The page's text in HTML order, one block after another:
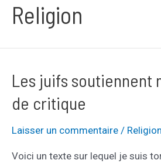
Religion
Les juifs soutiennent
de critique
Laisser un commentaire / Religion
Voici un texte sur lequel je suis